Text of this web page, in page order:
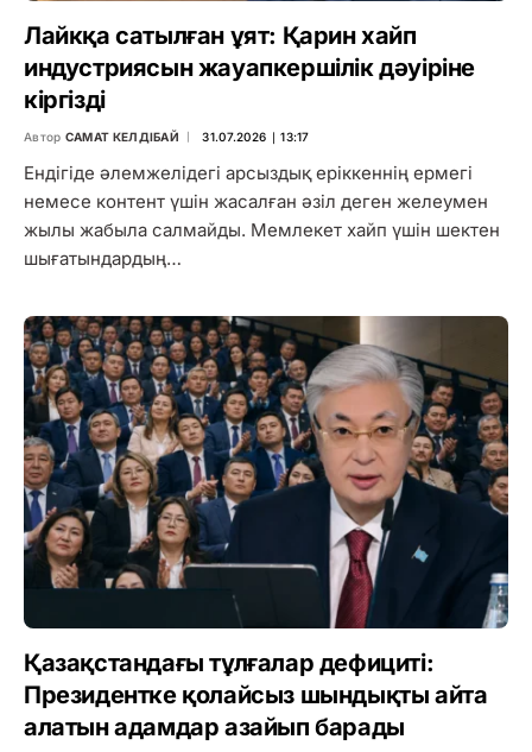
Лайкқа сатылған ұят: Қарин хайп
индустриясын жауапкершілік дәуіріне
кіргізді
Автор САМАТ КЕЛДІБАЙ 31.07.2026 ∣ 13:17
Ендігіде әлемжелідегі арсыздық еріккеннің ермегі
немесе контент үшін жасалған әзіл деген желеумен
жылы жабыла салмайды. Мемлекет хайп үшін шектен
шығатындардың…
Қазақстандағы тұлғалар дефициті:
Президентке қолайсыз шындықты айта
алатын адамдар азайып барады